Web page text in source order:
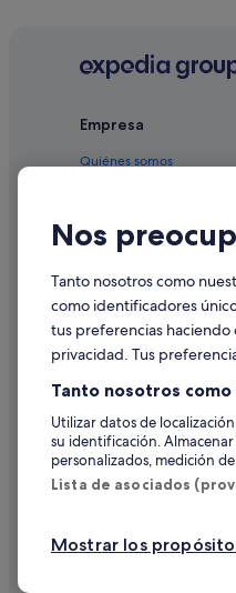
Hoteles en la playa
Casas rurales en
Campings de
Casas rurales en
Hoteles cerca de
Casas barco en Galicia
Hoteles con piscina
B&B en Galicia
Hoteles con spa en
Hoteles cerca de
Empresa
Quiénes somos
Anuncia tu alojamiento
Prensa
© 2026 Expedia, Inc.,
Nos
Tanto nosotros como
como identificadores
tus preferencias haciendo
privacidad. Tus
Tanto nosotros
Utilizar datos de
su identificación.
personalizados, medición
Lista de asociados
Mostrar los